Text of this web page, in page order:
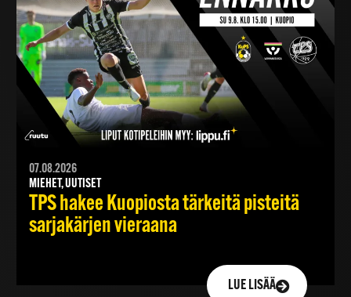
07.08.2026
MIEHET, UUTISET
TPS hakee Kuopiosta tärkeitä pisteitä
sarjakärjen vieraana
LUE LISÄÄ